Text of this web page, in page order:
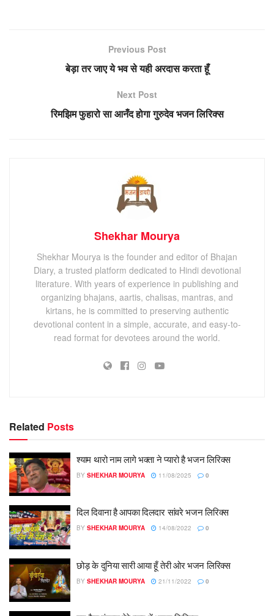
Previous Post
बेड़ा तर जाए ये भव से यही अरदास करता हूँ
Next Post
रिमझिम फुहारो सा आनँद होगा गुरुदेव भजन लिरिक्स
Shekhar Mourya
Shekhar Mourya is the founder and editor of Bhajan
Diary, a trusted platform dedicated to Hindi devotional
literature. With years of experience in publishing and
organizing bhajans, aartis, chalisas, mantras, and
kirtans, he is committed to preserving authentic
devotional content in a simple, accurate, and easy-to-
read format for devotees around the world.
Related Posts
श्याम थारो नाम लागे भक्ता ने प्यारो है भजन लिरिक्स
BY SHEKHAR MOURYA 11/08/2025 0
दिल दिवाना है आपका दिलदार सांवरे भजन लिरिक्स
BY SHEKHAR MOURYA 14/08/2022 0
छोड़ के दुनिया सारी आया हूँ तेरी ओर भजन लिरिक्स
BY SHEKHAR MOURYA 21/11/2022 0